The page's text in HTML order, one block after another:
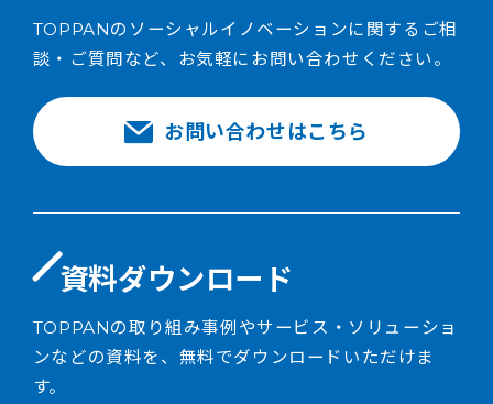
TOPPANのソーシャルイノベーションに関するご相
談・ご質問など、お気軽にお問い合わせください。
お問い合わせはこちら
資料ダウンロード
TOPPANの取り組み事例やサービス・ソリューショ
ンなどの資料を、無料でダウンロードいただけま
す。